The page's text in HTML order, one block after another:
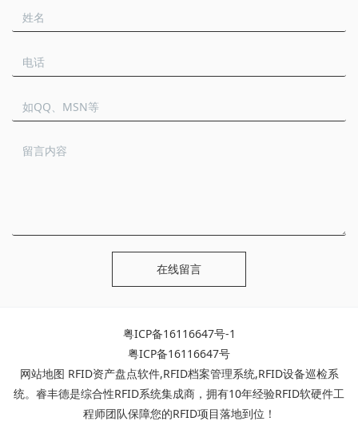
在线留言
粤ICP备16116647号-1
粤ICP备16116647号
网站地图 RFID资产盘点软件,RFID档案管理系统,RFID设备巡检系
统。睿丰德是综合性RFID系统集成商，拥有10年经验RFID软硬件工
程师团队保障您的RFID项目落地到位！